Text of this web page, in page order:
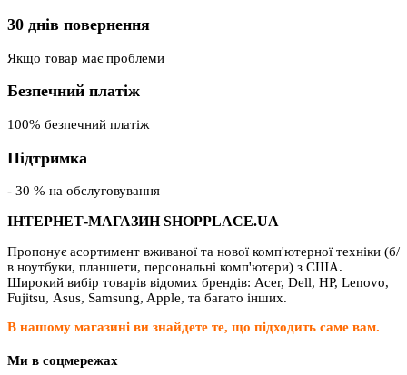
30 днів повернення
Якщо товар має проблеми
Безпечний платіж
100% безпечний платіж
Підтримка
- 30 % на обслуговування
ІНТЕРНЕТ-МАГАЗИН SHOPPLACE.UA
Пропонує асортимент вживаної та нової комп'ютерної техніки (б/
в ноутбуки, планшети, персональні комп'ютери) з США.
Широкий вибір товарів відомих брендів: Acer, Dell, HP, Lenovo,
Fujitsu, Asus, Samsung, Apple, та багато інших.
В нашому магазині ви знайдете те, що підходить саме вам.
Ми в соцмережах